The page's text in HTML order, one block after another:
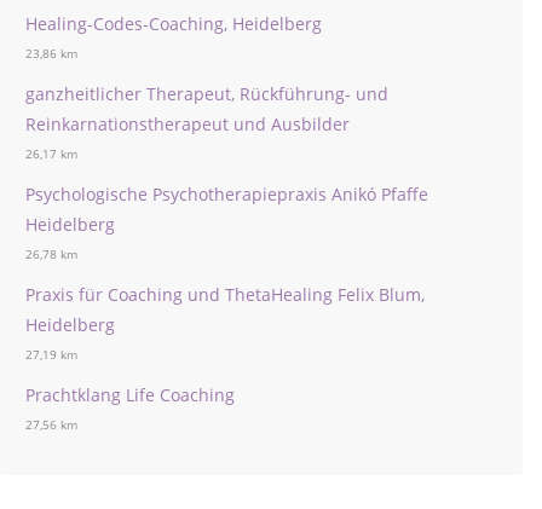
Healing-Codes-Coaching, Heidelberg
23,86 km
ganzheitlicher Therapeut, Rückführung- und
Reinkarnationstherapeut und Ausbilder
26,17 km
Psychologische Psychotherapiepraxis Anikó Pfaffe
Heidelberg
26,78 km
Praxis für Coaching und ThetaHealing Felix Blum,
Heidelberg
27,19 km
Prachtklang Life Coaching
27,56 km